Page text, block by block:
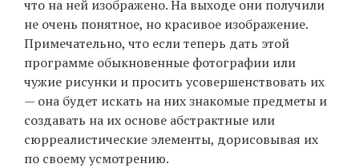
что на ней изображено. На выходе они получили
не очень понятное, но красивое изображение.
Примечательно, что если теперь дать этой
программе обыкновенные фотографии или
чужие рисунки и просить усовершенствовать их
— она будет искать на них знакомые предметы и
создавать на их основе абстрактные или
сюрреалистические элементы, дорисовывая их
по своему усмотрению.